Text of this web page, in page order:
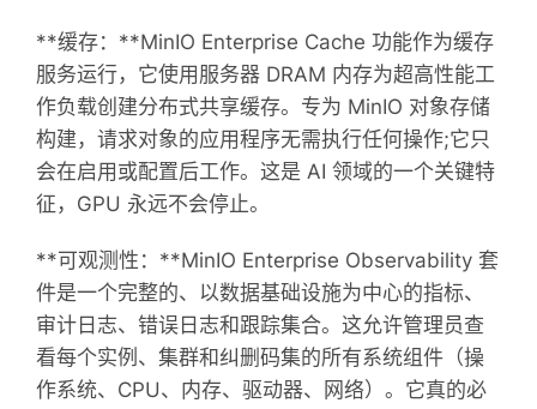
**缓存：**MinIO Enterprise Cache 功能作为缓存
服务运行，它使用服务器 DRAM 内存为超高性能工
作负载创建分布式共享缓存。专为 MinIO 对象存储
构建，请求对象的应用程序无需执行任何操作;它只
会在启用或配置后工作。这是 AI 领域的一个关键特
征，GPU 永远不会停止。
**可观测性：**MinIO Enterprise Observability 套
件是一个完整的、以数据基础设施为中心的指标、
审计日志、错误日志和跟踪集合。这允许管理员查
看每个实例、集群和纠删码集的所有系统组件（操
作系统、CPU、内存、驱动器、网络）。它真的必